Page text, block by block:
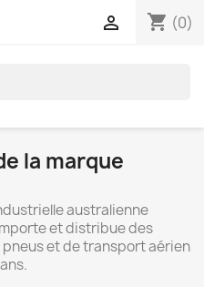
shopping_cart (0)

la marque
australienne
et distribue des
et de transport aérien